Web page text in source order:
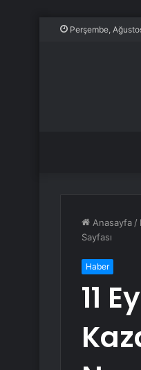
Perşembe,
Anasayfa /
Sayfası
Haber
11